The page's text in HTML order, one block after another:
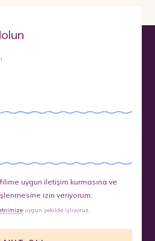
uygun iletişim kurmasına ve
izin veriyorum.
uygun şekilde işliyoruz.